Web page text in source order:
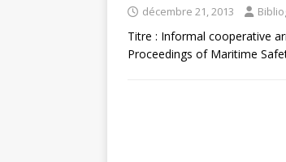
décembre 21, 2013
Titre : Informal cooperative
Proceedings of Maritime